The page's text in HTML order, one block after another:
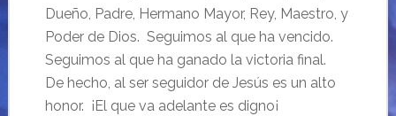
Dueño, Padre, Hermano Mayor, Rey, Maestro, y
Poder de Dios. Seguimos al que ha vencido.
Seguimos al que ha ganado la victoria final.
De hecho, al ser seguidor de Jesús es un alto
honor. ¡El que va adelante es digno¡